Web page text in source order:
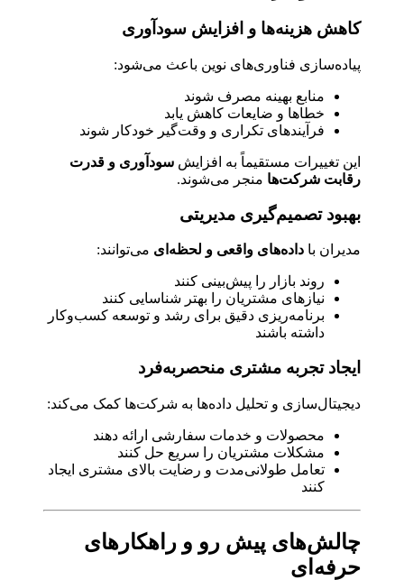
کاهش هزینه‌ها و افزایش سودآوری
پیاده‌سازی فناوری‌های نوین باعث می‌شود:
منابع بهینه مصرف شوند
خطاها و ضایعات کاهش یابد
فرآیندهای تکراری و وقت‌گیر خودکار شوند
این تغییرات مستقیماً به افزایش سودآوری و قدرت
رقابت شرکت‌ها منجر می‌شوند.
بهبود تصمیم‌گیری مدیریتی
مدیران با داده‌های واقعی و لحظه‌ای می‌توانند:
روند بازار را پیش‌بینی کنند
نیازهای مشتریان را بهتر شناسایی کنند
برنامه‌ریزی دقیق برای رشد و توسعه کسب‌وکار
داشته باشند
ایجاد تجربه مشتری منحصربه‌فرد
دیجیتال‌سازی و تحلیل داده‌ها به شرکت‌ها کمک می‌کند:
محصولات و خدمات سفارشی ارائه دهند
مشکلات مشتریان را سریع حل کنند
تعامل طولانی‌مدت و رضایت بالای مشتری ایجاد
کنند
چالش‌های پیش رو و راهکارهای
حرفه‌ای